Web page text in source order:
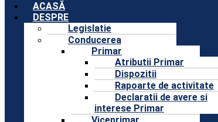
ACASĂ
DESPRE
Legislatie
Conducerea
Primar
Atributii Primar
Dispozitii
Rapoarte de activitate
Declaratii de avere si
interese Primar